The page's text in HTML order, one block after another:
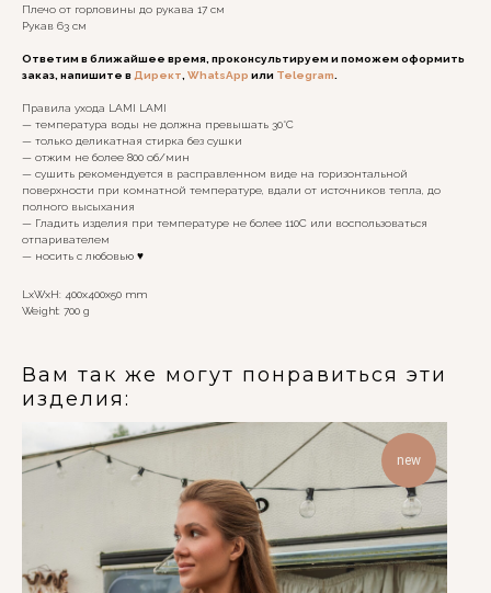
Плечо от горловины до рукава 17 см
Рукав 63 см
Ответим в ближайшее время, проконсультируем и поможем оформить
заказ, напишите в Директ WhatsApp или Telegram
Правила ухода LAMI LAMI
— температура воды не должна превышать 30°C
— только деликатная стирка без сушки
— отжим не более 800 об/мин
— сушить рекомендуется в расправленном виде на горизонтальной
поверхности при комнатной температуре, вдали от источников тепла, до
полного высыхания
— Гладить изделия при температуре не более 110С или воспользоваться
отпаривателем
— носить с любовью ♥️
LxWxH: 400x400x50 mm
Weight: 700 g
Вам так же могут понравиться эти
изделия:
new